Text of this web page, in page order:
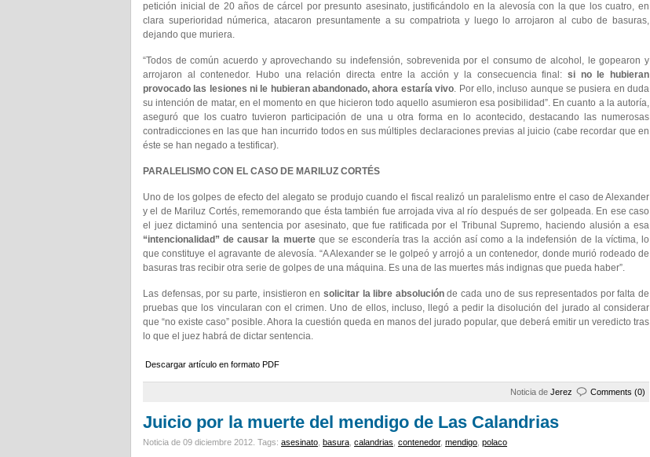
petición inicial de 20 años de cárcel por presunto asesinato, justificándolo en la alevosía con la que los cuatro, en
clara superioridad númerica, atacaron presuntamente a su compatriota y luego lo arrojaron al cubo de basuras,
dejando que muriera.
“Todos de común acuerdo y aprovechando su indefensión, sobrevenida por el consumo de alcohol, le gopearon y
arrojaron al contenedor. Hubo una relación directa entre la acción y la consecuencia final:si no le hubieran
provocado las lesiones ni le hubieran abandonado, ahora estaría vivo. Por ello, incluso aunque se pusiera en duda
su intención de matar, en el momento en que hicieron todo aquello asumieron esa posibilidad”. En cuanto a la autoría,
aseguró que los cuatro tuvieron participación de una u otra forma en lo acontecido, destacando las numerosas
contradicciones en las que han incurrido todos en sus múltiples declaraciones previas al juicio (cabe recordar que en
éste se han negado a testificar).
PARALELISMO CON EL CASO DE MARILUZ CORTÉS
Uno de los golpes de efecto del alegato se produjo cuando el fiscal realizó un paralelismo entre el caso de Alexander
y el de Mariluz Cortés, rememorando que ésta también fue arrojada viva al río después de ser golpeada. En ese caso
el juez dictaminó una sentencia por asesinato, que fue ratificada por el Tribunal Supremo, haciendo alusión a esa
“intencionalidad” de causar la muerteque se escondería tras la acción así como a la indefensión de la víctima, lo
que constituye el agravante de alevosía. “A Alexander se le golpeó y arrojó a un contenedor, donde murió rodeado de
basuras tras recibir otra serie de golpes de una máquina. Es una de las muertes más indignas que pueda haber”.
Las defensas, por su parte, insistieron ensolicitar la libre absoluciónde cada uno de sus representados por falta de
pruebas que los vincularan con el crimen. Uno de ellos, incluso, llegó a pedir la disolución del jurado al considerar
que “no existe caso” posible. Ahora la cuestión queda en manos del jurado popular, que deberá emitir un veredicto tras
lo que el juez habrá de dictar sentencia.
Descargar artículo en formato PDF
Noticia de Jerez Comments (0)
Juicio por la muerte del mendigo de Las Calandrias
Noticia de 09 diciembre 2012. Tags: asesinato basura calandrias contenedor, mendigo polaco